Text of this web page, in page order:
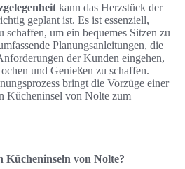
kann das Herzstück der
geplant ist. Es ist essenziell,
schaffen, um ein bequemes Sitzen zu
Planungsanleitungen, die
der Kunden eingehen,
und Genießen zu schaffen.
bringt die Vorzüge einer
Kücheninsel von Nolte zum
Kücheninseln von Nolte?